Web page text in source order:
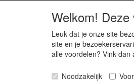
Telefoon: +31 (0) 316
Welkom!
Leuk dat je onze site
site en je
alle voordelen? Vink dan
Noodzakelijk